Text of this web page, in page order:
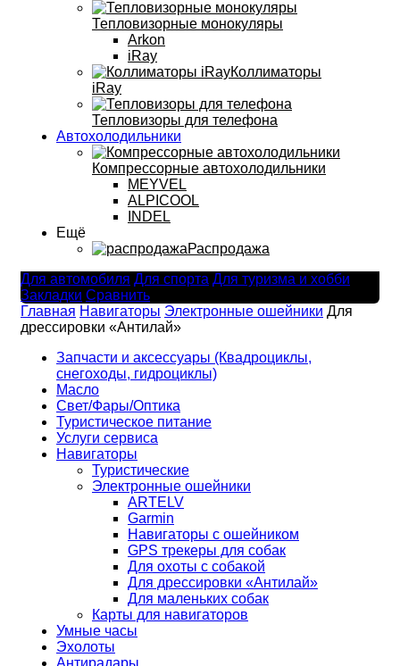
Тепловизорные монокуляры
Arkon
iRay
Коллиматоры
iRay
Тепловизоры для телефона
Автохолодильники
Компрессорные автохолодильники
MEYVEL
ALPICOOL
INDEL
Ещё
Распродажа
Для автомобиля Для спорта Для туризма и хобби
Закладки Сравнить
Главная Навигаторы Электронные ошейники Для
дрессировки «Антилай»
Запчасти и аксессуары (Квадроциклы,
снегоходы, гидроциклы)
Масло
Свет/Фары/Оптика
Туристическое питание
Услуги сервиса
Навигаторы
Туристические
Электронные ошейники
ARTELV
Garmin
Навигаторы с ошейником
GPS трекеры для собак
Для охоты с собакой
Для дрессировки «Антилай»
Для маленьких собак
Карты для навигаторов
Умные часы
Эхолоты
Антирадары